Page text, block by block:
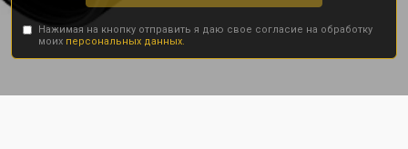
Нажимая на кнопку отправить я даю свое согласие на обработку
моих персональных данных.